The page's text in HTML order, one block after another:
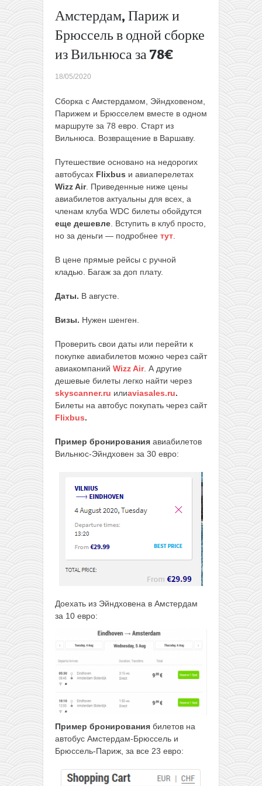
Амстердам, Париж и
Брюссель в одной сборке
из Вильнюса за 78€
18/05/2020
Сборка с Амстердамом, Эйндховеном,
Парижем и Брюсселем вместе в одном
маршруте за 78 евро. Старт из
Вильнюса. Возвращение в Варшаву.
Путешествие основано на недорогих
автобусах Flixbus и авиаперелетах
Wizz Air. Приведенные ниже цены
авиабилетов актуальны для всех, а
членам клуба WDC билеты обойдутся
еще дешевле. Вступить в клуб просто,
но за деньги — подробнее тут.
В цене прямые рейсы с ручной
кладью. Багаж за доп плату.
Даты. В августе.
Визы. Нужен шенген.
Проверить свои даты или перейти к
покупке авиабилетов можно через сайт
авиакомпаний Wizz Air. А другие
дешевые билеты легко найти через
skyscanner.ru илиaviasales.ru.
Билеты на автобус покупать через сайт
Flixbus.
Пример бронирования авиабилетов
Вильнюс-Эйндховен за 30 евро:
Доехать из Эйндховена в Амстердам
за 10 евро:
Пример бронирования билетов на
автобус Амстердам-Брюссель и
Брюссель-Париж, за все 23 евро:
WIZZ Flex
за 1 евро)